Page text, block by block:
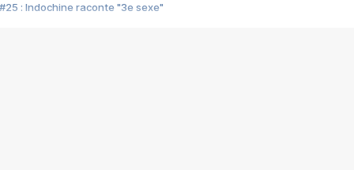
#25 : Indochine raconte "3e sexe"